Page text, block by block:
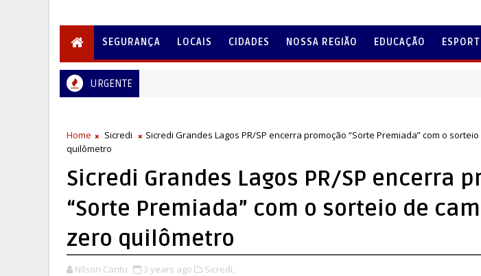
SEGURANÇA LOCAIS CIDADES NOSSA REGIÃO EDUCAÇÃO
URGENTE
Home Sicredi
Sicredi Grandes Lagos PR/SP encerra promoção “Sorte Premiada” com o
quilômetro
Sicredi Grandes Lagos PR/SP encerra
“Sorte Premiada” com o sorteio de
zero quilômetro
Nilson Cantu 3 years ago Sicredi,